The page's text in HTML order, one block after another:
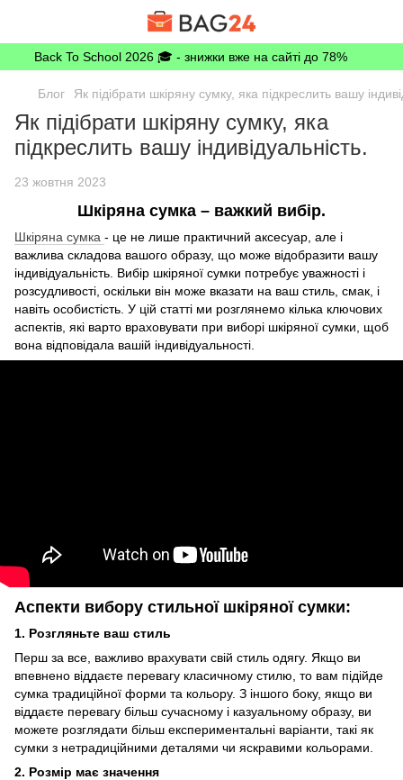
Back To School 2026 🎓 - знижки вже на сайті до 78%
Блог Як підібрати шкіряну сумку, яка підкреслить вашу
Як підібрати шкіряну сумку, яка
підкреслить вашу індивідуальність.
23 жовтня 2023
Шкіряна сумка – важкий вибір.
Шкіряна сумка - це не лише практичний аксесуар, але і
важлива складова вашого образу, що може відобразити вашу
індивідуальність. Вибір шкіряної сумки потребує уважності і
розсудливості, оскільки він може вказати на ваш стиль, смак, і
навіть особистість. У цій статті ми розглянемо кілька ключових
аспектів, які варто враховувати при виборі шкіряної сумки, щоб
вона відповідала вашій індивідуальності.
Аспекти вибору стильної шкіряної сумки:
1. Розгляньте ваш стиль
Перш за все, важливо врахувати свій стиль одягу. Якщо ви
впевнено віддаєте перевагу класичному стилю, то вам підійде
сумка традиційної форми та кольору. З іншого боку, якщо ви
віддаєте перевагу більш сучасному і казуальному образу, ви
можете розглядати більш експериментальні варіанти, такі як
сумки з нетрадиційними деталями чи яскравими кольорами.
2. Розмір має значення